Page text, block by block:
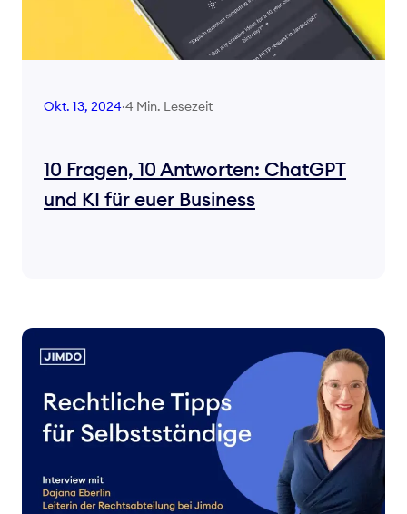
Okt. 13, 2024·4 Min. Lesezeit
10 Fragen, 10 Antworten: ChatGPT
und KI für euer Business